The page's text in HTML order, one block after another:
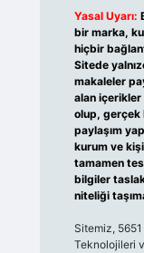
Yasal Uyarı:
bir marka,
hiçbir
Sitede
makaleler
alan
olup, gerçek
paylaşım
kurum ve
tamamen
bilgiler
niteliği
Sitemiz, 5651
Teknolojileri